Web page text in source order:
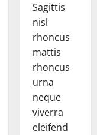
Sagittis
nisl
rhoncus
mattis
rhoncus
urna
neque
viverra
eleifend